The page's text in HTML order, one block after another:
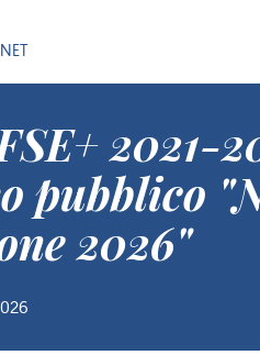
2021-
pubblico
2026"